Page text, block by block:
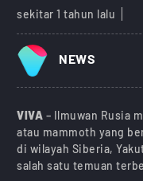
sekitar 1 tahun lalu
NEWS
VIVA – Ilmuwan Rusia
atau mammoth yang
di wilayah Siberia,
salah satu temuan